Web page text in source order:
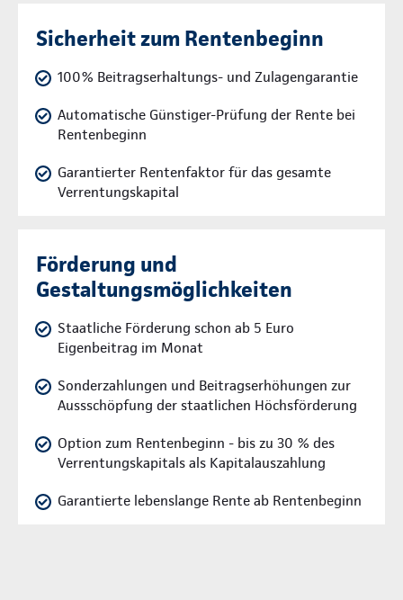
Sicherheit zum Rentenbeginn
100% Beitragserhaltungs- und Zulagengarantie
Automatische Günstiger-Prüfung der Rente bei
Rentenbeginn
Garantierter Rentenfaktor für das gesamte
Verrentungskapital
Förderung und
Gestaltungsmöglichkeiten
Staatliche Förderung schon ab 5 Euro
Eigenbeitrag im Monat
Sonderzahlungen und Beitragserhöhungen zur
Aussschöpfung der staatlichen Höchsförderung
Option zum Rentenbeginn - bis zu 30 % des
Verrentungskapitals als Kapitalauszahlung
Garantierte lebenslange Rente ab Rentenbeginn